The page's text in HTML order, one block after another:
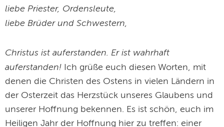
liebe Priester, Ordensleute,
liebe Brüder und Schwestern,
Christus ist auferstanden. Er ist wahrhaft
auferstanden! Ich grüße euch diesen Worten, mit
denen die Christen des Ostens in vielen Ländern in
der Osterzeit das Herzstück unseres Glaubens und
unserer Hoffnung bekennen. Es ist schön, euch im
Heiligen Jahr der Hoffnung hier zu treffen: einer